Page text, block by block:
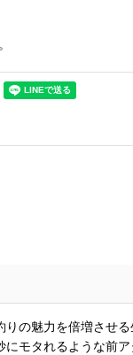
の魅力を倍増させ
モタれるような前